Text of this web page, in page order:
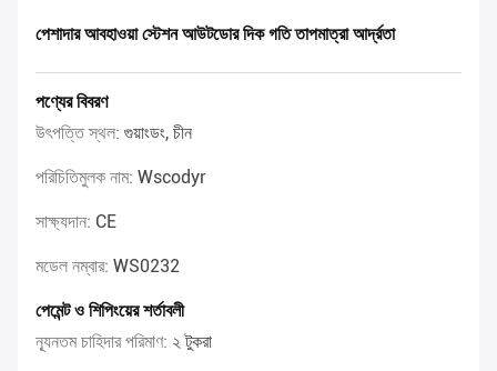
পেশাদার আবহাওয়া স্টেশন আউটডোর দিক গতি তাপমাত্রা আর্দ্রতা
পণ্যের বিবরণ
উৎপত্তি স্থল: গুয়াংডং, চীন
পরিচিতিমুলক নাম: Wscodyr
সাক্ষ্যদান: CE
মডেল নম্বার: WS0232
পেমেন্ট ও শিপিংয়ের শর্তাবলী
ন্যূনতম চাহিদার পরিমাণ: ২ টুকরা